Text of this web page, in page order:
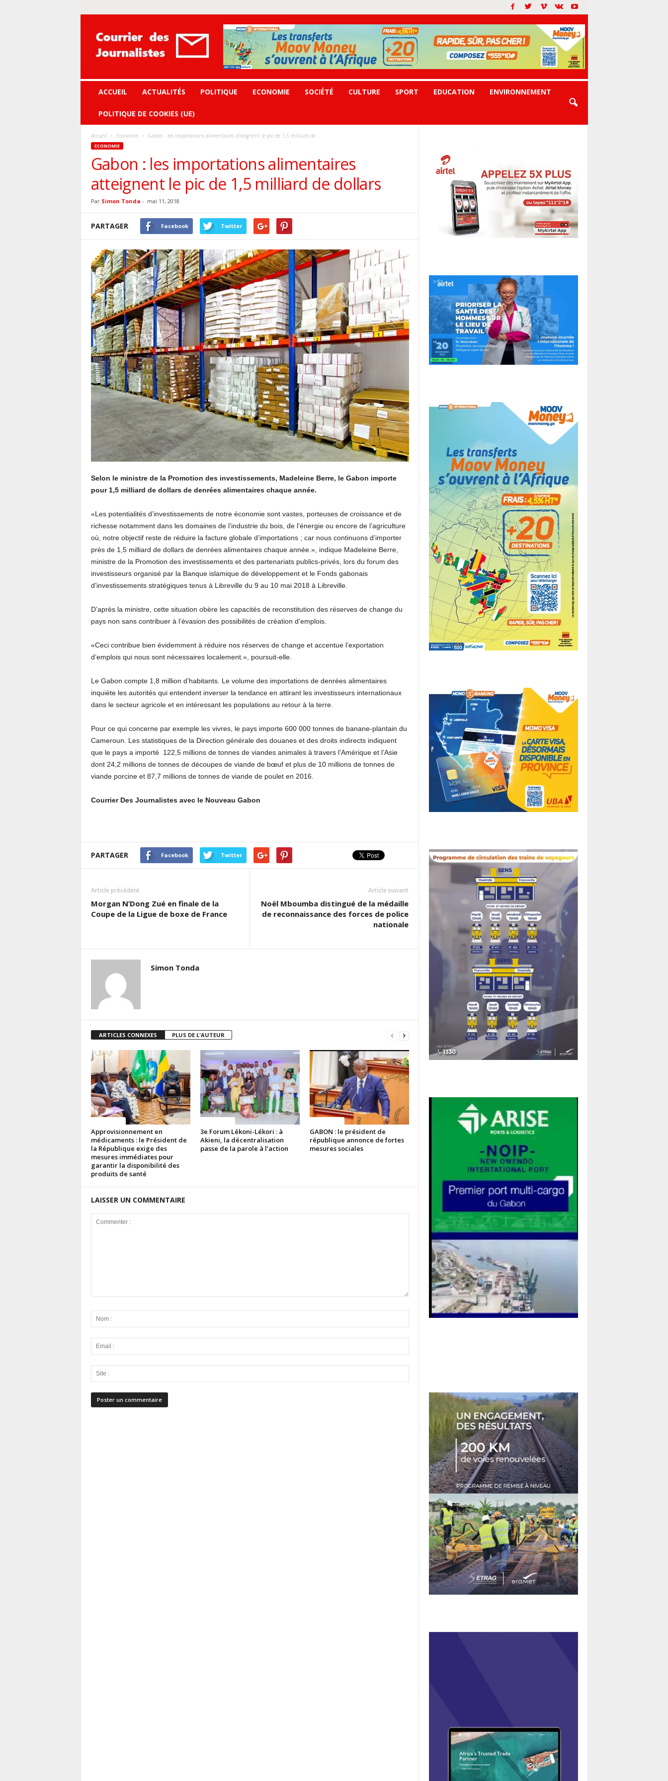
journalistes
ACCUEIL ACTUALITÉS POLITIQUE ECONOMIE SOCIÉTÉ CULTURE SPORT EDUCATION ENVIRONNEMENT
POLITIQUE DE COOKIES (UE)
Accueil Economie Gabon : les importations alimentaires atteignent le pic de 1,5 milliard de...
ECONOMIE
Gabon : les importations alimentaires
atteignent le pic de 1,5 milliard de dollars
Par Simon Tonda - mai 11, 2018
PARTAGER Facebook Twitter
Selon le ministre de la Promotion des investissements, Madeleine Berre, le Gabon importe
pour 1,5 milliard de dollars de denrées alimentaires chaque année.
«Les potentialités d’investissements de notre économie sont vastes, porteuses de croissance et de
richesse notamment dans les domaines de l’industrie du bois, de l’énergie ou encore de l’agriculture
où, notre objectif reste de réduire la facture globale d’importations ; car nous continuons d’importer
près de 1,5 milliard de dollars de denrées alimentaires chaque année.», indique Madeleine Berre,
ministre de la Promotion des investissements et des partenariats publics-privés, lors du forum des
investisseurs organisé par la Banque islamique de développement et le Fonds gabonais
d’investissements stratégiques tenus à Libreville du 9 au 10 mai 2018 à Libreville.
D’après la ministre, cette situation obère les capacités de reconstitution des réserves de change du
pays non sans contribuer à l’évasion des possibilités de création d’emplois.
«Ceci contribue bien évidemment à réduire nos réserves de change et accentue l’exportation
d’emplois qui nous sont nécessaires localement.», poursuit-elle.
Le Gabon compte 1,8 million d’habitants. Le volume des importations de denrées alimentaires
inquiète les autorités qui entendent inverser la tendance en attirant les investisseurs internationaux
dans le secteur agricole et en intéressant les populations au retour à la terre.
Pour ce qui concerne par exemple les vivres, le pays importe 600 000 tonnes de banane-plantain du
Cameroun. Les statistiques de la Direction générale des douanes et des droits indirects indiquent
que le pays a importé 122,5 millions de tonnes de viandes animales à travers l’Amérique et l’Asie
dont 24,2 millions de tonnes de découpes de viande de bœuf et plus de 10 millions de tonnes de
viande porcine et 87,7 millions de tonnes de viande de poulet en 2016.
Courrier Des Journalistes avec le Nouveau Gabon
PARTAGER Facebook Twitter
Article précédent
Morgan N’Dong Zué en finale de la
Coupe de la Ligue de boxe de France
Article suivant
Noël Mboumba distingué de la médaille
de reconnaissance des forces de police
nationale
Simon Tonda
ARTICLES CONNEXES PLUS DE L'AUTEUR
Approvisionnement en
médicaments : le Président de
la République exige des
mesures immédiates pour
garantir la disponibilité des
produits de santé
3e Forum Lékoni-Lékori : à
Akieni, la décentralisation
passe de la parole à l’action
GABON : le président de
république annonce de fortes
mesures sociales
LAISSER UN COMMENTAIRE